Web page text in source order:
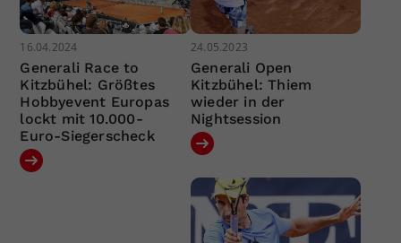
16.04.2024
Generali Race to
Kitzbühel: Größtes
Hobbyevent Europas
lockt mit 10.000-
Euro-Siegerscheck
24.05.2023
Generali Open
Kitzbühel: Thiem
wieder in der
Nightsession